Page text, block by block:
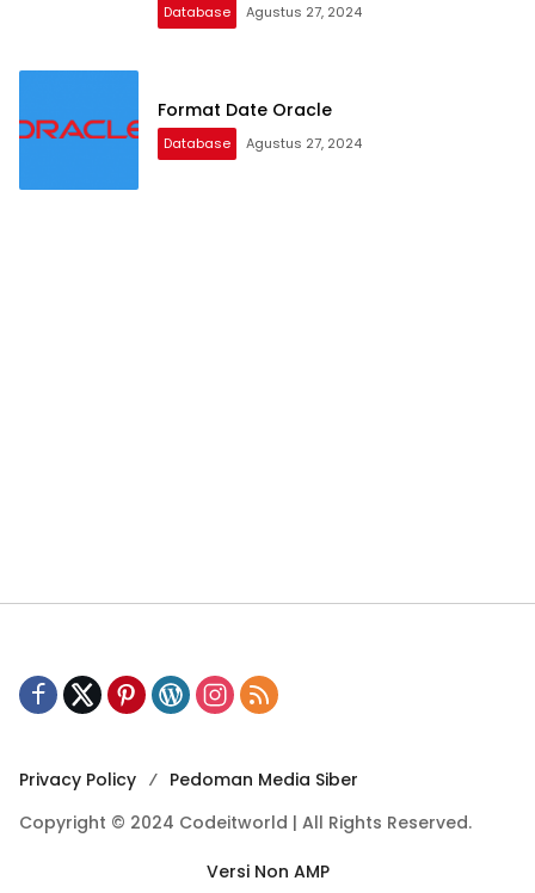
Database Agustus 27, 2024
Format Date Oracle
Database Agustus 27, 2024
Privacy Policy
Pedoman Media Siber
Copyright © 2024 Codeitworld | All Rights Reserved.
Versi Non AMP